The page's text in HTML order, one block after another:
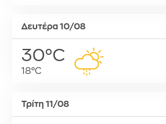
Δευτέρα 10/08
30°C
18°C
Τρίτη 11/08